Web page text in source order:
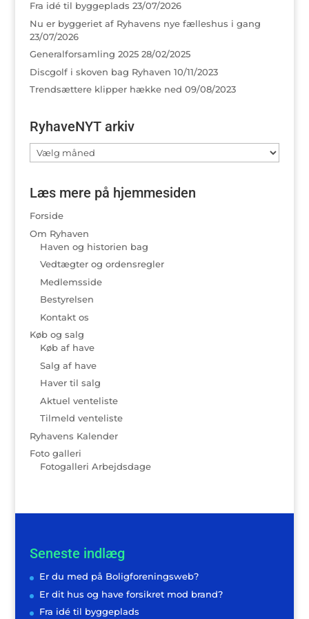
Fra idé til byggeplads 23/07/2026
Nu er byggeriet af Ryhavens nye fælleshus i gang
23/07/2026
Generalforsamling 2025 28/02/2025
Discgolf i skoven bag Ryhaven 10/11/2023
Trendsættere klipper hække ned 09/08/2023
RyhaveNYT arkiv
RyhaveNYT
arkiv
Læs mere på hjemmesiden
Forside
Om Ryhaven
Haven og historien bag
Vedtægter og ordensregler
Medlemsside
Bestyrelsen
Kontakt os
Køb og salg
Køb af have
Salg af have
Haver til salg
Aktuel venteliste
Tilmeld venteliste
Ryhavens Kalender
Foto galleri
Fotogalleri Arbejdsdage
Seneste indlæg
Er du med på Boligforeningsweb?
Er dit hus og have forsikret mod brand?
Fra idé til byggeplads